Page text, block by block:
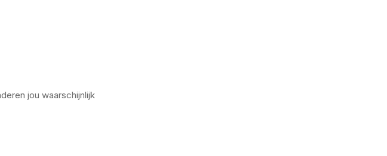
jou waarschijnlijk